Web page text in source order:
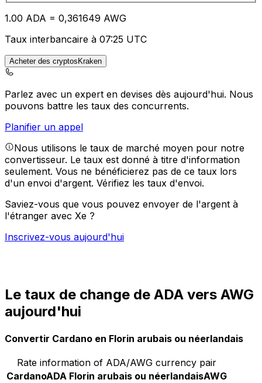
1.00 ADA = 0,361649 AWG
Taux interbancaire à 07:25 UTC
Acheter des cryptosKraken
Parlez avec un expert en devises dès aujourd'hui. Nous
pouvons battre les taux des concurrents.
Planifier un appel
Nous utilisons le taux de marché moyen pour notre
convertisseur. Le taux est donné à titre d'information
seulement. Vous ne bénéficierez pas de ce taux lors
d'un envoi d'argent. Vérifiez les taux d'envoi.
Saviez-vous que vous pouvez envoyer de l'argent à
l'étranger avec Xe ?
Inscrivez-vous aujourd'hui
Le taux de change de ADA vers AWG
aujourd'hui
Convertir Cardano en Florin arubais ou néerlandais
Rate information of ADA/AWG currency pair
CardanoADA Florin arubais ou néerlandaisAWG